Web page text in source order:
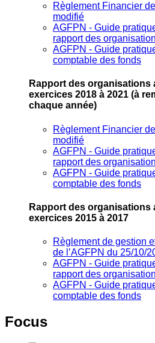
Règlement Financier
modifié
AGFPN ‐ Guide
rapport des
AGFPN ‐ Guide
comptable des fonds
Rapport des organisations
exercices 2018 à 2021 (à
chaque année)
Règlement Financier
modifié
AGFPN ‐ Guide
rapport des
AGFPN ‐ Guide
comptable des fonds
Rapport des organisations
exercices 2015 à 2017
Règlement de gestion
de l’AGFPN du 25/10/
AGFPN ‐ Guide
rapport des
AGFPN ‐ Guide
comptable des fonds
Focus